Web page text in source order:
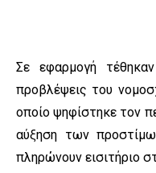
Σε εφαρμογή
προβλέψεις του
οποίο ψηφίστηκε τον
αύξηση των
πληρώνουν εισιτήριο